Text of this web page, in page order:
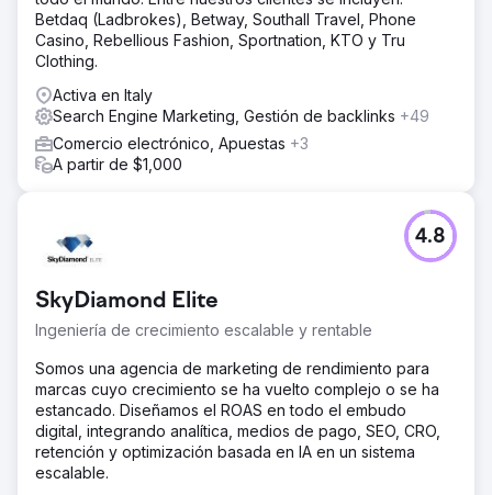
Betdaq (Ladbrokes), Betway, Southall Travel, Phone
Casino, Rebellious Fashion, Sportnation, KTO y Tru
Clothing.
Activa en Italy
Search Engine Marketing, Gestión de backlinks +49
Comercio electrónico, Apuestas +3
A partir de $1,000
SkyDiamond Elite
Ingeniería de crecimiento escalable y rentable
4.8
Somos una agencia de marketing de rendimiento para
marcas cuyo crecimiento se ha vuelto complejo o se ha
estancado. Diseñamos el ROAS en todo el embudo
digital, integrando analítica, medios de pago, SEO, CRO,
retención y optimización basada en IA en un sistema
escalable.